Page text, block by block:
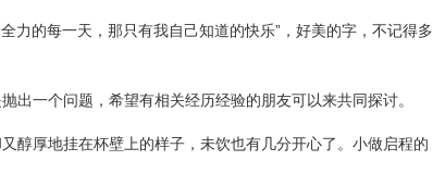
力的每一天，那只有我自己知道的快乐”，好美的字，不记得多
出一个问题，希望有相关经历经验的朋友可以来共同探讨。
醇厚地挂在杯壁上的样子，未饮也有几分开心了。小做启程的